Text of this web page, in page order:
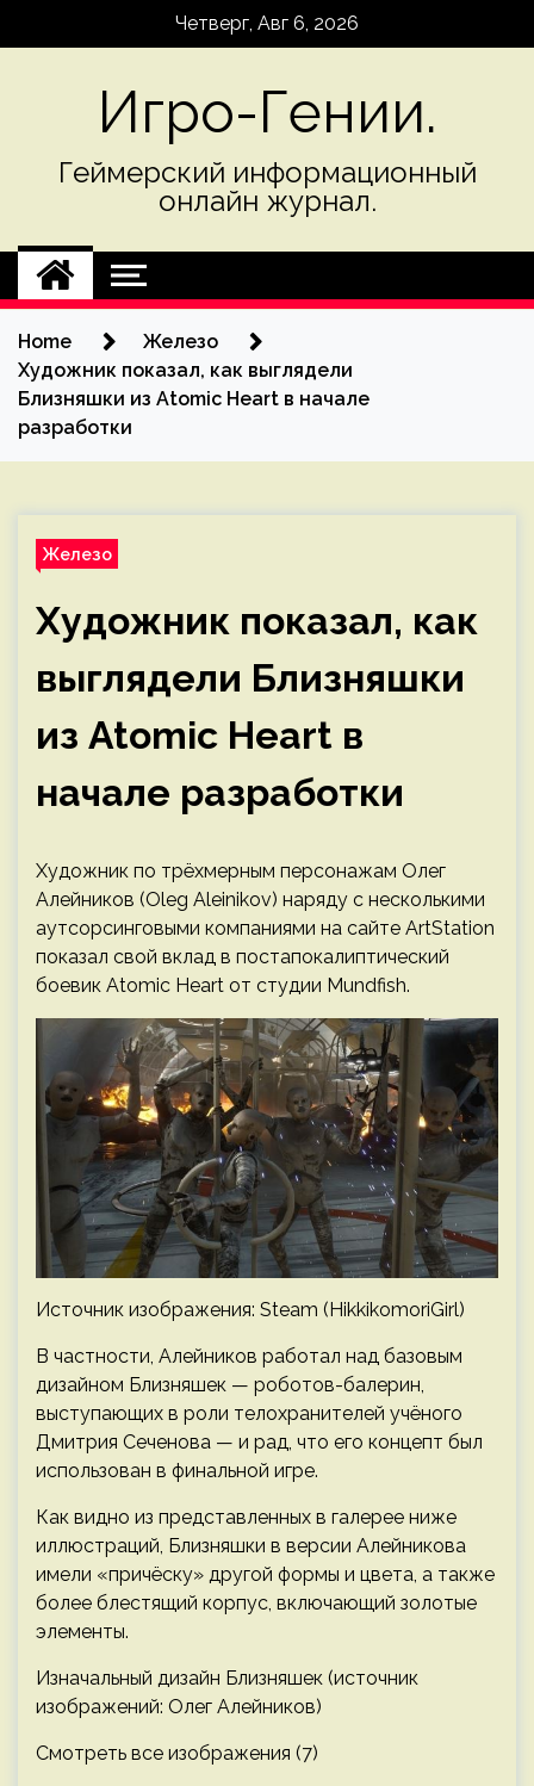
Четверг, Авг 6, 2026
Игро-Гении.
Геймерский информационный
онлайн журнал.
Home
Железо
Художник показал, как выглядели
Близняшки из Atomic Heart в начале
разработки
Железо
Художник показал, как
выглядели Близняшки
из Atomic Heart в
начале разработки
Художник по трёхмерным персонажам Олег
Алейников (Oleg Aleinikov) наряду с несколькими
аутсорсинговыми компаниями на сайте ArtStation
показал свой вклад в постапокалиптический
боевик Atomic Heart от студии Mundfish.
Источник изображения: Steam (HikkikomoriGirl)
В частности, Алейников работал над базовым
дизайном Близняшек — роботов-балерин,
выступающих в роли телохранителей учёного
Дмитрия Сеченова — и рад, что его концепт был
использован в финальной игре.
Как видно из представленных в галерее ниже
иллюстраций, Близняшки в версии Алейникова
имели «причёску» другой формы и цвета, а также
более блестящий корпус, включающий золотые
элементы.
Изначальный дизайн Близняшек (источник
изображений: Олег Алейников)
Смотреть все изображения (7)